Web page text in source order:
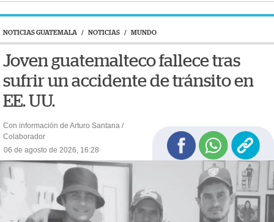
NOTICIAS GUATEMALA / NOTICIAS / MUNDO
Joven guatemalteco fallece tras
sufrir un accidente de tránsito en
EE. UU.
Con información de Arturo Santana /
Colaborador
06 de agosto de 2026, 16:28